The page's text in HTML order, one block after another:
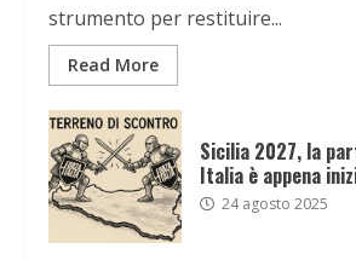
strumento per restituire...
Read More
Sicilia 2027, la
Italia è appena
24 agosto 2025